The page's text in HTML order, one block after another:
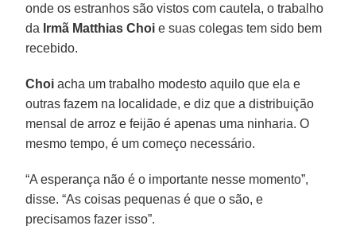
onde os estranhos são vistos com cautela, o trabalho
da Irmã Matthias Choi e suas colegas tem sido bem
recebido.
Choi acha um trabalho modesto aquilo que ela e
outras fazem na localidade, e diz que a distribuição
mensal de arroz e feijão é apenas uma ninharia. O
mesmo tempo, é um começo necessário.
“A esperança não é o importante nesse momento”,
disse. “As coisas pequenas é que o são, e
precisamos fazer isso”.